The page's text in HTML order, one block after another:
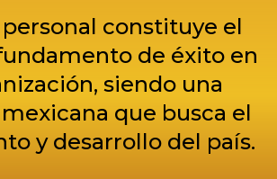
constituye el
de éxito en
siendo una
que busca el
y desarrollo del país.